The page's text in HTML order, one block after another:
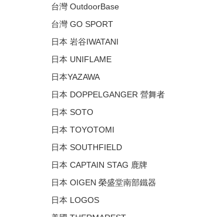
台灣 OutdoorBase
台灣 GO SPORT
日本 岩谷IWATANI
日本 UNIFLAME
日本YAZAWA
日本 DOPPELGANGER 營舞者
日本 SOTO
日本 TOYOTOMI
日本 SOUTHFIELD
日本 CAPTAIN STAG 鹿牌
日本 OIGEN 榮盛堂南部鐵器
日本 LOGOS